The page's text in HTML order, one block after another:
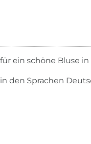
ein schöne Bluse in
den Sprachen